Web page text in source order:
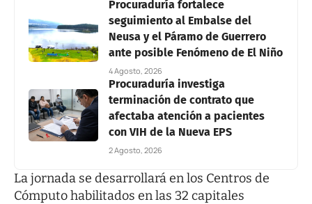
Procuraduría fortalece
seguimiento al Embalse del
Neusa y el Páramo de Guerrero
ante posible Fenómeno de El Niño
4 Agosto, 2026
Procuraduría investiga
terminación de contrato que
afectaba atención a pacientes
con VIH de la Nueva EPS
2 Agosto, 2026
La jornada se desarrollará en los Centros de
Cómputo habilitados en las 32 capitales